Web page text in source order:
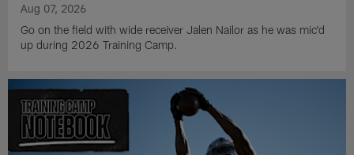
Aug 07, 2026
Go on the field with wide receiver Jalen Nailor as he was mic'd
up during 2026 Training Camp.